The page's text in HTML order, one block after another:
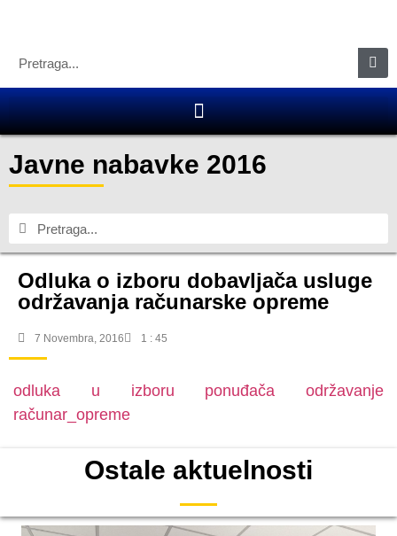
Javne nabavke 2016
Odluka o izboru dobavljača usluge
održavanja računarske opreme
7 Novembra, 2016 1 : 45
odluka u izboru ponuđača održavanje
računar_opreme
Ostale aktuelnosti